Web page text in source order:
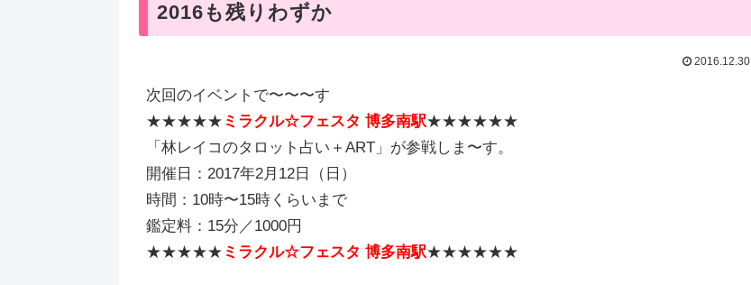
2016も残りわずか
2016.12.30
次回のイベントで〜〜〜す
★★★★★ ミラクル☆フェスタ 博多南駅★★★★★★
「林レイコのタロット占い＋ART」が参戦しま〜す。
開催日：2017年2月12日（日）
時間：10時〜15時くらいまで
鑑定料：15分／1000円
★★★★★ ミラクル☆フェスタ 博多南駅★★★★★★